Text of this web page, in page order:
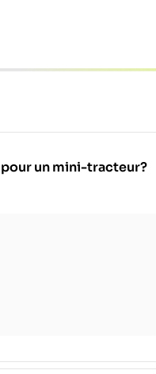
un mini-tracteur?